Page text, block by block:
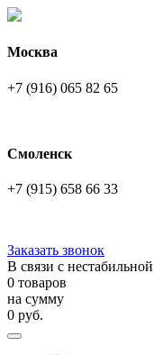
Москва
+7 (916) 065 82 65
Смоленск
+7 (915) 658 66 33
Заказать звонок
В связи с
0 товаров
на сумму
0 руб.